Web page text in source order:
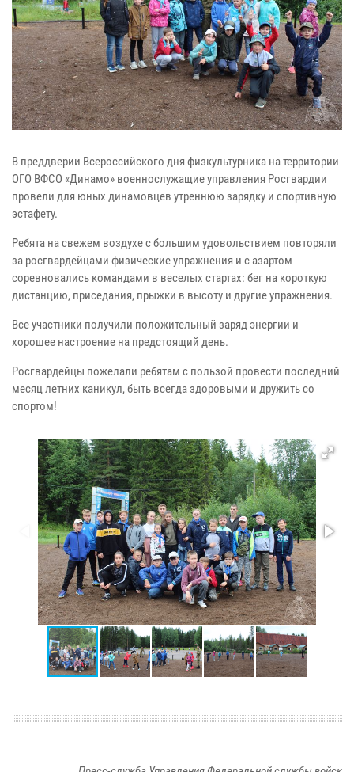
В преддверии Всероссийского дня физкультурника на территории
ОГО ВФСО «Динамо» военнослужащие управления Росгвардии
провели для юных динамовцев утреннюю зарядку и спортивную
эстафету.
Ребята на свежем воздухе с большим удовольствием повторяли
за росгвардейцами физические упражнения и с азартом
соревновались командами в веселых стартах: бег на короткую
дистанцию, приседания, прыжки в высоту и другие упражнения.
Все участники получили положительный заряд энергии и
хорошее настроение на предстоящий день.
Росгвардейцы пожелали ребятам с пользой провести последний
месяц летних каникул, быть всегда здоровыми и дружить со
спортом!